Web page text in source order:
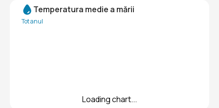
Temperatura medie a mării
Tot anul
Loading chart...